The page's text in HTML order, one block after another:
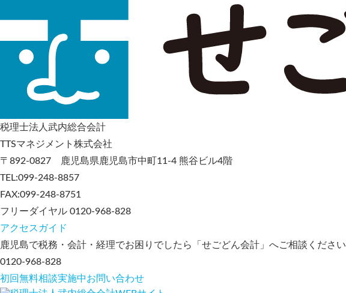
税理士法人武内総合会計
TTSマネジメント株式会社
〒892-0827 鹿児島県鹿児島市中町11-4 熊谷ビル4階
TEL:099-248-8857
FAX:099-248-8751
フリーダイヤル 0120-968-828
アクセスガイド
鹿児島で税務・会計・経理でお困りでしたら「せごどん会計」へご相談ください
0120-968-828
初回無料相談実施中お問い合わせ